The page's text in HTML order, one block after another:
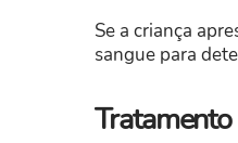
Se a criança
sangue para